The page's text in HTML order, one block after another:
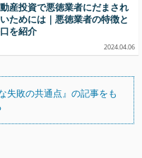
産投資で悪徳業者にだまされ
ためには｜悪徳業者の特徴と
を紹介
2024.04.06
失敗の共通点』の記事をも